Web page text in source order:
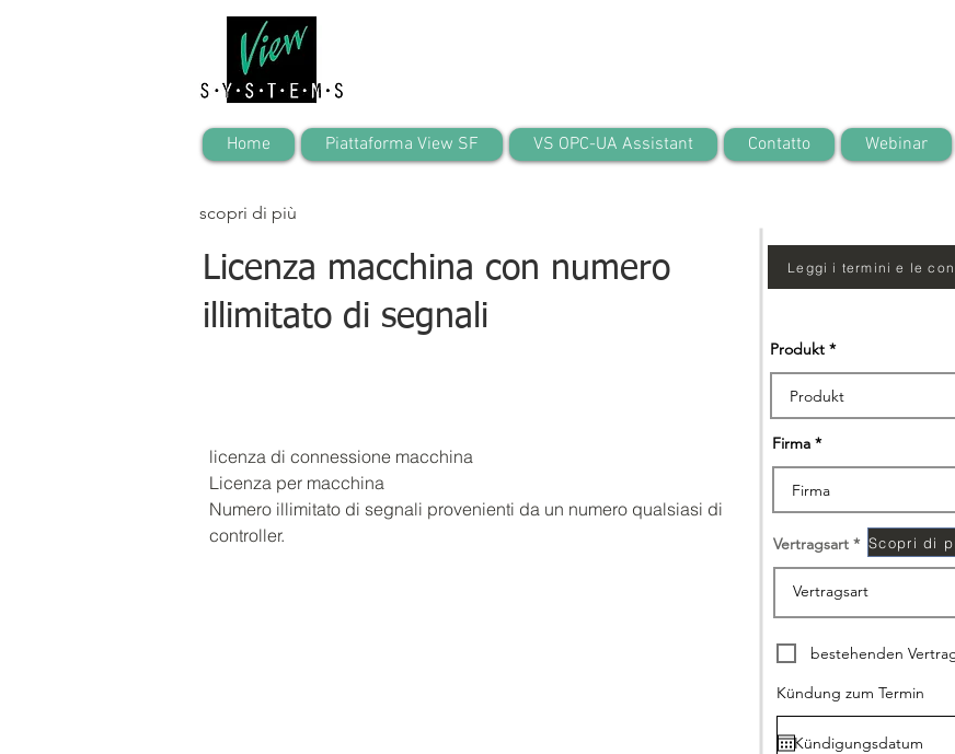
Home Piattaforma View SF VS OPC-UA Assistant Contatto Webinar
scopri di più
Licenza macchina con numero
illimitato di segnali
Leggi i termini e le
Produkt
Firma
Vertragsart
bestehenden
Kündung zum Termin
licenza di connessione macchina
Licenza per macchina
Numero illimitato di segnali provenienti da un numero qualsiasi di
controller.